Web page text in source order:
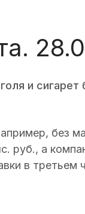
и
без
руб., а
в третьем